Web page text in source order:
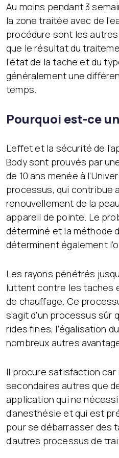
Au moins pendant 3
la zone traitée avec de
procédure sont les
que le résultat du
l’état de la tache et du
généralement une
temps.
Pourquoi est-ce
L’effet et la sécurité de
Body sont prouvés par
de 10 ans menée à
processus, qui contribue
renouvellement de la
appareil de pointe. Le
déterminé et la méthode
déterminent également
Les rayons pénétrés
luttent contre les taches
de chauffage. Ce
s’agit d’un processus sûr
rides fines, l’égalisation
nombreux autres
Il procure satisfaction car
secondaires autres que
application qui ne
d’anesthésie et qui est
pour se débarrasser des
d’autres processus de